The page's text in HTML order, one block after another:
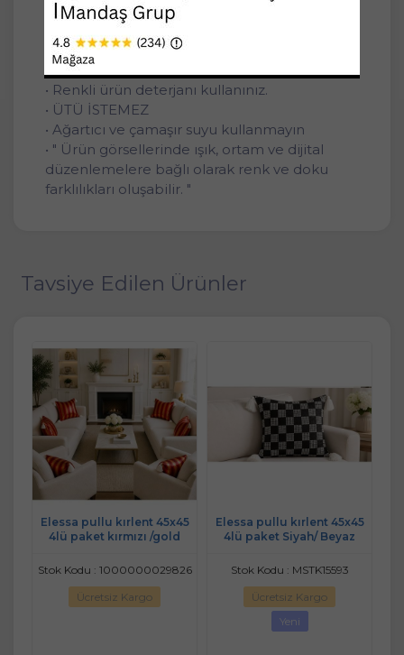
zarif bir görünüm kazandırır.
Kullanım ve Bakım Bilgileri
• 30 °C'de hassas yıkama önerilir.
• Renkli ürün deterjanı kullanınız.
• ÜTÜ İSTEMEZ
• Ağartıcı ve çamaşır suyu kullanmayın
• " Ürün görsellerinde ışık, ortam ve dijital
düzenlemelere bağlı olarak renk ve doku
farklılıkları oluşabilir. "
Tavsiye Edilen Ürünler
Elessa pullu kırlent 45x45
4lü paket kırmızı /gold
Stok Kodu : 1000000029826
Ücretsiz Kargo
Elessa pullu kırlent 45x45
4lü paket Siyah/ Beyaz
Stok Kodu : MSTK15593
Ücretsiz Kargo
Yeni